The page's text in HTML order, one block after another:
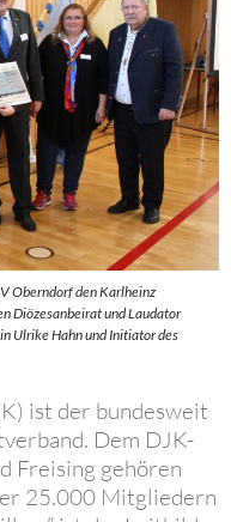
Oberndorf den Karlheinz
Diözesanbeirat und Laudator
Ulrike Hahn und Initiator des
ist der bundesweit
Dem DJK-
Freising gehören
25.000 Mitgliedern